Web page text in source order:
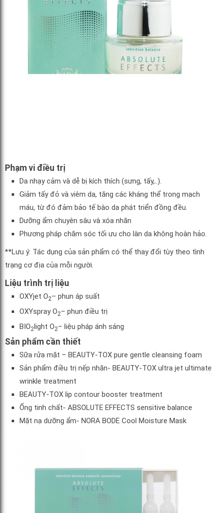
Phạm vi điều trị
Da nhạy cảm và dễ bị kích thích (sưng, tấy,..).
Giảm tấy đỏ và viêm da, tăng các kháng thể trong mạch
máu, từ đó đảm bảo tế bào da phát triển đồng đều.
Dưỡng ẩm chuyên sâu và xóa nhăn
Phương pháp chăm sóc tối ưu cho làn da không hoàn hảo.
**Lưu ý: Tác dụng của sản phẩm có thể thay đổi tùy theo tình
trạng cơ địa của mỗi người.
Liệu trình trị liệu
OXYjet O2– phun áp suất
OXYspray O2– phun điều trị
BIO2light O2– liệu pháp ánh sáng
Sản phẩm cần thiết
Sữa rửa mặt – BEAUTY-TOX pure gentle cleansing foam
Sản phẩm điều trị nếp nhăn- BEAUTY-TOX ultra jet ultimate
wrinkle treatment
BEAUTY-TOX lip contour booster treatment
Ống tinh chất- ABSOLUTE EFFECTS sensitive balance
Mặt nạ dưỡng ẩm- NORA BODE Cool Moisture Mask